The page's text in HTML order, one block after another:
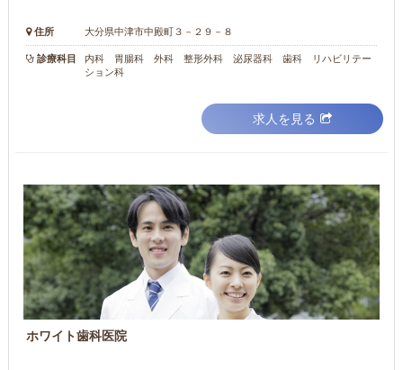
住所 大分県中津市中殿町３－２９－８
診療科目
内科 胃腸科 外科 整形外科 泌尿器科 歯科 リハビリテー
ション科
求人を見る
ホワイト歯科医院